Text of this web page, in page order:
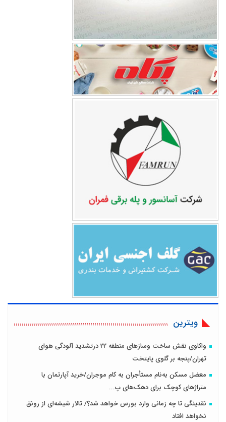
ویترین
واکاوی نقش ساخت وسازهای منطقه 22 درتشدید آلودگی هوای
تهران/پنجه بر گلوی پایتخت
معضل مسکن به‌نام مستأجران به کام موجران/خرید آپارتمان با
متراژهای کوچک برای دهک‌های پ...
نقدینگی تا چه زمانی وارد بورس خواهد شد؟/ تالار شیشه‌ای از رونق
نخواهد افتاد